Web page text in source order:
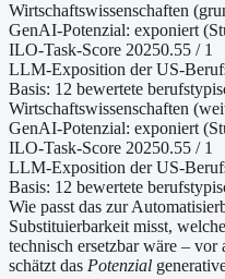
Wirtschaftswissenschaften
GenAI-Potenzial: exponiert
ILO-Task-Score 20250.55 / 1
LLM-Exposition der US-
Basis: 12 bewertete
Wirtschaftswissenschaften
GenAI-Potenzial: exponiert
ILO-Task-Score 20250.55 / 1
LLM-Exposition der US-
Basis: 12 bewertete
Wie passt das zur
Substituierbarkeit misst,
technisch ersetzbar wäre –
schätzt das Potenzial